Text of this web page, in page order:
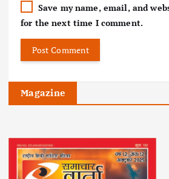
Save my name, email, and
for the next time I comment.
Magazine